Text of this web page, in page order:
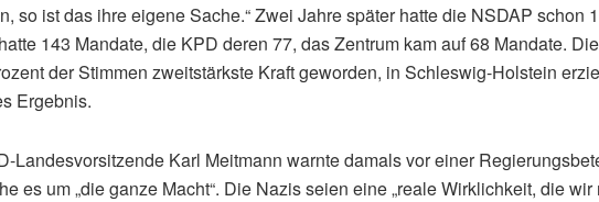
so ist das ihre eigene Sache.“ Zwei Jahre später hatte die NSDAP schon
143 Mandate, die KPD deren 77, das Zentrum kam auf 68 Mandate.
der Stimmen zweitstärkste Kraft geworden, in Schleswig-Holstein
Ergebnis.
Landesvorsitzende Karl Meitmann warnte damals vor einer
es um „die ganze Macht“. Die Nazis seien eine „reale Wirklichkeit, die wir